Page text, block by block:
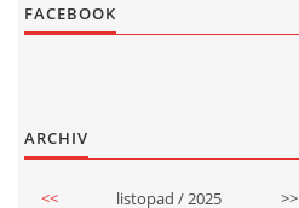
FACEBOOK
ARCHIV
<< listopad / 2025 >>